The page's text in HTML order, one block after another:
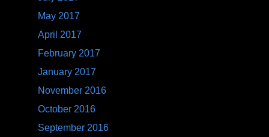
August 2015
July 2015
May 2015
March 2015
February 2015
January 2015
December 2014